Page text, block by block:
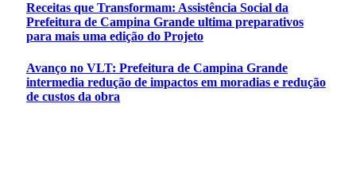
Receitas que Transformam: Assistência Social da
Prefeitura de Campina Grande ultima preparativos
para mais uma edição do Projeto
Avanço no VLT: Prefeitura de Campina Grande
intermedia redução de impactos em moradias e redução
de custos da obra